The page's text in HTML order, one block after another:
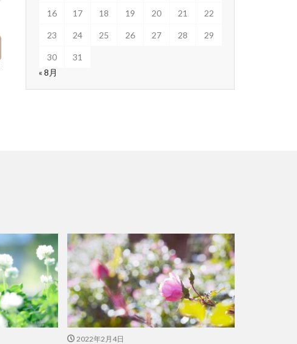
16 17 18 19 20 21 22
23 24 25 26 27 28 29
30
31
« 8月
2022年2月4日